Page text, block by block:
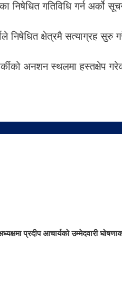
निषेधित गतिविधि गर्न अर्को
निषेधित क्षेत्रमै सत्याग्रह सुरु
अनशन स्थलमा हस्तक्षेप
प्रदीप आचार्यको उम्मेदवारी घोषणा